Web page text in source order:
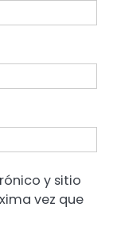
y sitio
vez que